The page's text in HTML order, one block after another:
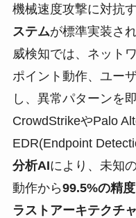
機械速度攻撃に対抗す
ステムが標準実装さ
威検知では、ネット
ポイント動作、ユー
し、異常パターンを
CrowdStrikeやPalo
EDR(Endpoint
分析AIにより、未知
動作から99.5%の精度
ラストアーキテクチャ